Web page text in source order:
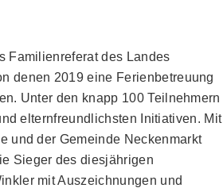
Familienreferat des Landes
denen 2019 eine Ferienbetreuung
Unter den knapp 100 Teilnehmern
elternfreundlichsten Initiativen. Mit
und der Gemeinde Neckenmarkt
Sieger des diesjährigen
mit Auszeichnungen und